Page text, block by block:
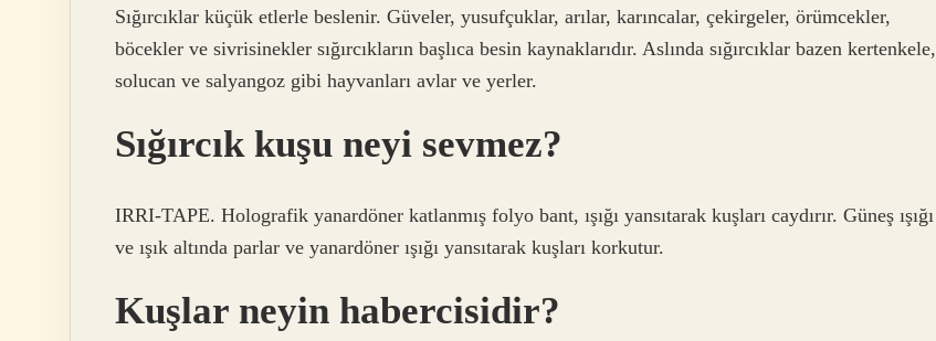
Sığırcıklar küçük etlerle beslenir. Güveler, yusufçuklar, arılar, karıncalar, çekirgeler, örümcekler,
böcekler ve sivrisinekler sığırcıkların başlıca besin kaynaklarıdır. Aslında sığırcıklar bazen kertenkele,
solucan ve salyangoz gibi hayvanları avlar ve yerler.
Sığırcık kuşu neyi sevmez?
IRRI-TAPE. Holografik yanardöner katlanmış folyo bant, ışığı yansıtarak kuşları caydırır. Güneş ışığı
ve ışık altında parlar ve yanardöner ışığı yansıtarak kuşları korkutur.
Kuşlar neyin habercisidir?